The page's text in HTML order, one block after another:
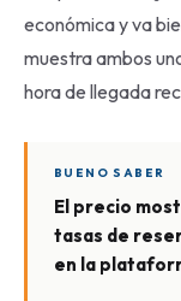
económica y va
muestra ambos
hora de llegada
BUENO SABER
El precio
tasas de
en la